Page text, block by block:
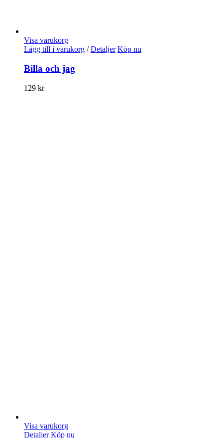
Visa varukorg
Lägg till i varukorg / Detaljer Köp nu
Billa och jag
129 kr
Visa varukorg
Detaljer Köp nu